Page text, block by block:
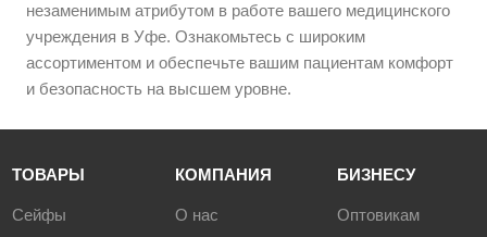
незаменимым атрибутом в работе вашего медицинского
учреждения в Уфе. Ознакомьтесь с широким
ассортиментом и обеспечьте вашим пациентам комфорт
и безопасность на высшем уровне.
ТОВАРЫ
Сейфы
КОМПАНИЯ
О нас
БИЗНЕСУ
Оптовикам